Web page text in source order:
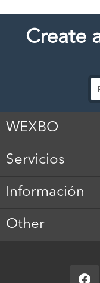
Create
WEXBO
Servicios
Información
Other